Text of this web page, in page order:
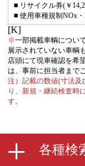
■ リサイクル券(￥
■ 使用車種規制NOx
[K]
※一部掲載車輌につい
展示されていない車輌
店頭にて現車確認を希
は、事前に担当者まで
注）記載の数値(寸法及
り、新規・継続検査時
す。